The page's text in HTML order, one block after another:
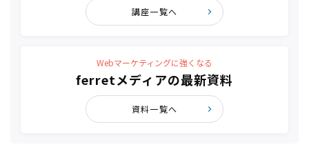
講座一覧へ
Webマーケティングに強くなる
ferretメディアの最新資料
資料一覧へ